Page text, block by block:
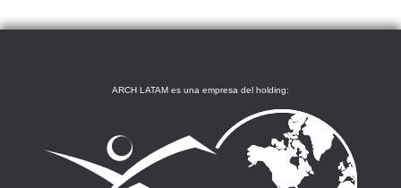
ARCH LATAM es una empresa del holding: